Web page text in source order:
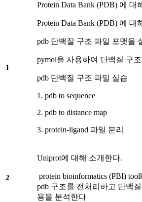
1
Protein Data Bank (PDB) 에 대
Protein Data Bank (PDB) 에 대
pdb 단백질 구조 파일 포맷을
pymol을 사용하여 단백질 구
pdb 단백질 구조 파일 실습
1. pdb to sequence
2. pdb to distance map
3. protein-ligand 파일 분리
2
Uniprot에 대해 소개한다.
protein bioinformatics (PBI)
pdb 구조를 전처리하고 단백
용을 분석한다